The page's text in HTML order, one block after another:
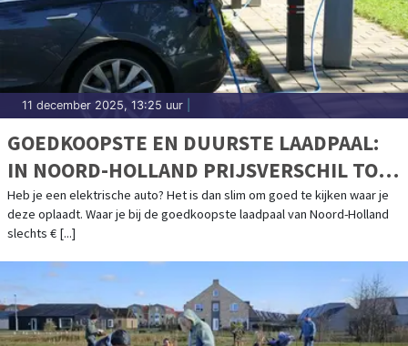
11 december 2025, 13:25 uur
GOEDKOOPSTE EN DUURSTE LAADPAAL:
IN NOORD-HOLLAND PRIJSVERSCHIL TOT
RUIM € 80 VOOR EEN VOLLE BATTERIJ
Heb je een elektrische auto? Het is dan slim om goed te kijken waar je
deze oplaadt. Waar je bij de goedkoopste laadpaal van Noord-Holland
slechts € [...]